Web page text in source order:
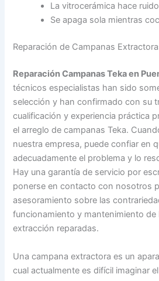
La vitrocerámica hace
Se apaga sola mientras
Reparación de Campanas
Reparación Campanas Teka en
técnicos especialistas han sido
selección y han confirmado con su
cualificación y experiencia práctica
el arreglo de campanas Teka.
nuestra empresa, puede confiar en
adecuadamente el problema y lo
Hay una garantía de servicio por
ponerse en contacto con nosotros
asesoramiento sobre las
funcionamiento y mantenimiento de
extracción reparadas.
Una campana extractora es un
cual actualmente es difícil imaginar